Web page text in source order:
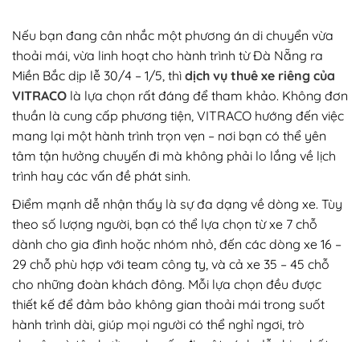
Nếu bạn đang cân nhắc một phương án di chuyển vừa
thoải mái, vừa linh hoạt cho hành trình từ Đà Nẵng ra
Miền Bắc dịp lễ 30/4 – 1/5, thì dịch vụ thuê xe riêng của
VITRACO là lựa chọn rất đáng để tham khảo. Không đơn
thuần là cung cấp phương tiện, VITRACO hướng đến việc
mang lại một hành trình trọn vẹn – nơi bạn có thể yên
tâm tận hưởng chuyến đi mà không phải lo lắng về lịch
trình hay các vấn đề phát sinh.
Điểm mạnh dễ nhận thấy là sự đa dạng về dòng xe. Tùy
theo số lượng người, bạn có thể lựa chọn từ xe 7 chỗ
dành cho gia đình hoặc nhóm nhỏ, đến các dòng xe 16 –
29 chỗ phù hợp với team công ty, và cả xe 35 – 45 chỗ
cho những đoàn khách đông. Mỗi lựa chọn đều được
thiết kế để đảm bảo không gian thoải mái trong suốt
hành trình dài, giúp mọi người có thể nghỉ ngơi, trò